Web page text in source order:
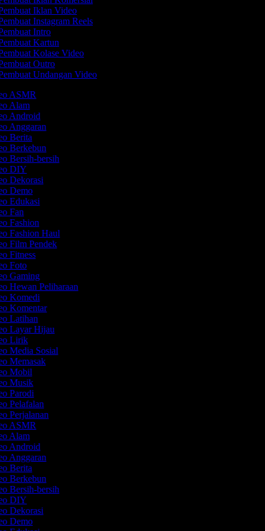
Iklan Video
Instagram Reels
Intro
Kartun
Kolase Video
Outro
Undangan Video
ASMR
Alam
Android
Anggaran
Berita
Berkebun
Bersih-bersih
DIY
Dekorasi
Demo
Edukasi
Fan
Fashion
Fashion Haul
Film Pendek
Fitness
Foto
Gaming
Hewan Peliharaan
Komedi
Komentar
Latihan
Layar Hijau
Lirik
Media Sosial
Memasak
Mobil
Musik
Parodi
Pelafalan
Perjalanan
ASMR
Alam
Android
Anggaran
Berita
Berkebun
Bersih-bersih
DIY
Dekorasi
Demo